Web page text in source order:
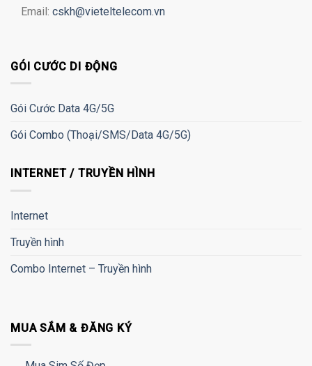
Email: cskh@vieteltelecom.vn
GÓI CƯỚC DI ĐỘNG
Gói Cước Data 4G/5G
Gói Combo (Thoại/SMS/Data 4G/5G)
INTERNET / TRUYỀN HÌNH
Internet
Truyền hình
Combo Internet – Truyền hình
MUA SẮM & ĐĂNG KÝ